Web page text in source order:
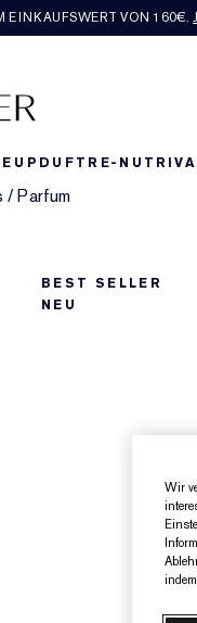
EINKAUFSWERT VON 160€​.
DUFT RE-NUTRIV
/ Parfum
BEST SELLER
NEU
Wir